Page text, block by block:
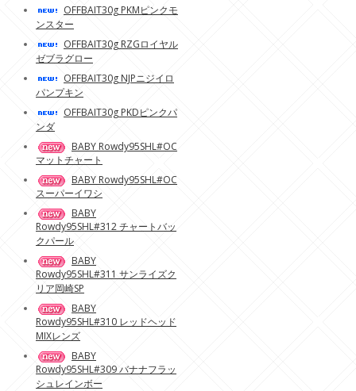
OFFBAIT30g PKMピンクモ
ンスター
OFFBAIT30g RZGロイヤル
ゼブラグロー
OFFBAIT30g NJPニジイロ
パンプキン
OFFBAIT30g PKDピンクパ
ンダ
BABY Rowdy95SHL#OC
マットチャート
BABY Rowdy95SHL#OC
スーパーイワシ
BABY
Rowdy95SHL#312 チャートバッ
クパール
BABY
Rowdy95SHL#311 サンライズク
リア岡崎SP
BABY
Rowdy95SHL#310 レッドヘッド
MIXレンズ
BABY
Rowdy95SHL#309 バナナフラッ
シュレインボー